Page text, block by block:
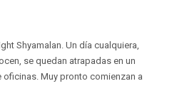
Shyamalan. Un día cualquiera,
se quedan atrapadas en un
Muy pronto comienzan a